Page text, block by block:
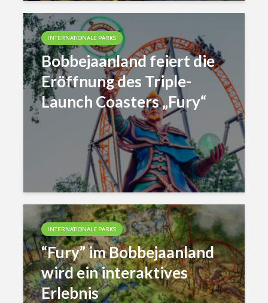
INTERNATIONALE PARKS
Bobbejaanland feiert die
Eröffnung des Triple-
Launch Coasters „Fury“
INTERNATIONALE PARKS
“Fury” im Bobbejaanland
wird ein interaktives
Erlebnis